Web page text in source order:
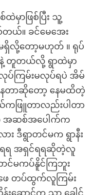
မှာဖြစ်ပြီး သူ့
ယ်။ ခင်မေအေး
ရှိလို့တော့မဟုတ် ။ ရုပ်
နဲ့ တူတယ်လို့ ရွာထဲမှာ
ပ်ကြမ်းမလုပ်ရပဲ အိမ်
ေတာဆိုတော့ နေမထိတဲ့
ကဖြူတာလည်းပါတာ
အဆစ်အပေါက်က
ဒီရွာတင်မက ရွာနီး
ရရ အရှင်ရရဆိုတဲ့လူ
ာင်မကပ်နိူင်ကြဘူး
ေ တပ်ထွက်လူကြမ်း
ဆောင်က သာ ခေါင်